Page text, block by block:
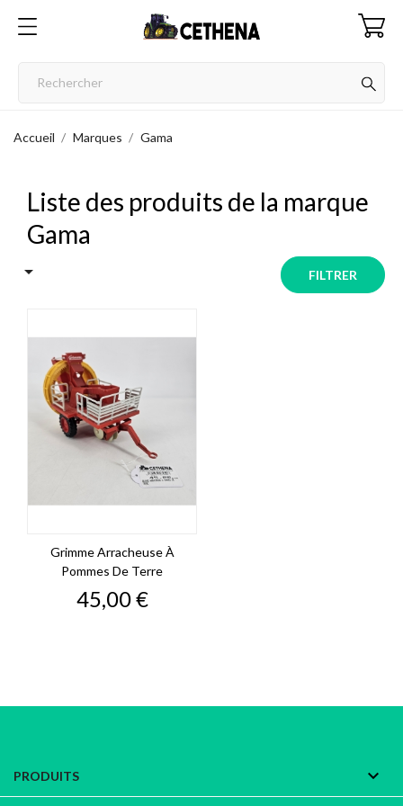
Accueil Marques Gama
Liste des produits de la marque
Gama
 FILTRER
Grimme Arracheuse À
Pommes De Terre
Prix
45,00 €
PRODUITS 